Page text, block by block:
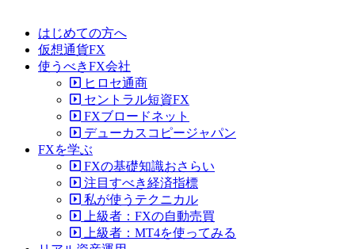
はじめての方へ
仮想通貨FX
使うべきFX会社
ヒロセ通商
セントラル短資FX
FXブロードネット
デューカスコピージャパン
FXを学ぶ
FXの基礎知識おさらい
注目すべき経済指標
私が使うテクニカル
上級者：FXの自動売買
上級者：MT4を使ってみる